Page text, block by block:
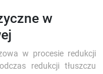
w
w procesie redukcji
redukcji tłuszczu